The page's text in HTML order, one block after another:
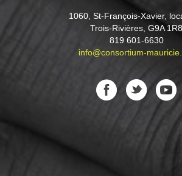
1060, St-François-Xavier,
Trois-Rivières, G9A 1R8
819 601-6630
info@consortium-